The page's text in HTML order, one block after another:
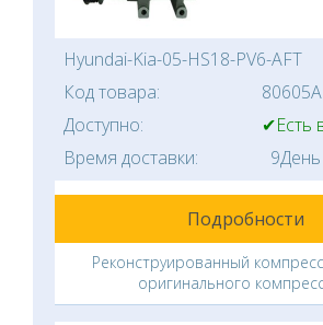
Hyundai-Kia-05-HS18-PV6-AFT
Код товара:
80605A
Доступно:
✔Есть
Время доставки:
9День
Подробности
Реконструированный
оригинального